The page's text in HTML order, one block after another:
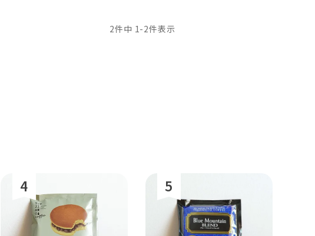
2件中 1-2件表示